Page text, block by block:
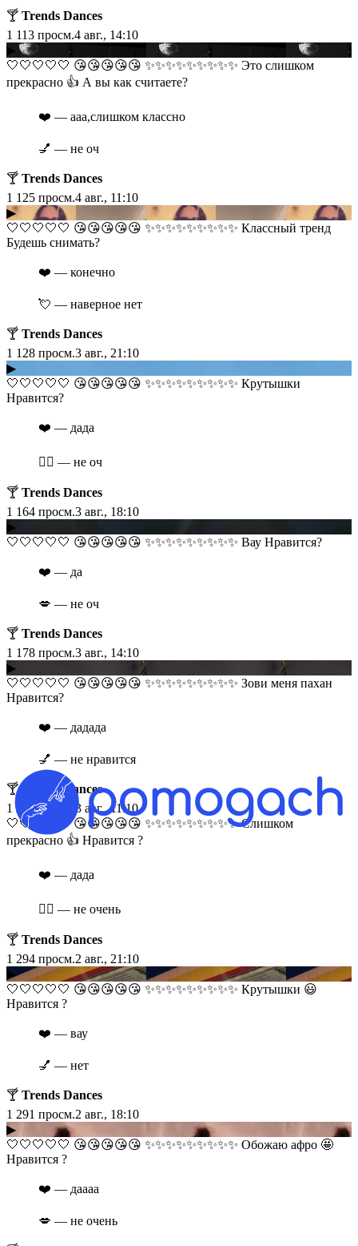
🍸 Trends Dances
1 113 просм.4 авг., 14:10
▶
​​🤍🤍🤍🤍🤍 😘😘😘😘😘 ✨✨✨✨✨✨✨✨✨ Это слишком
прекрасно 👍 А вы как считаете?
❤️ — ааа,слишком классно
💅 — не оч
🍸 Trends Dances
1 125 просм.4 авг., 11:10
▶
​​🤍🤍🤍🤍🤍 😘😘😘😘😘 ✨✨✨✨✨✨✨✨✨ Классный тренд
Будешь снимать?
❤️ — конечно
💘 — наверное нет
🍸 Trends Dances
1 128 просм.3 авг., 21:10
▶
​​🤍🤍🤍🤍🤍 😘😘😘😘😘 ✨✨✨✨✨✨✨✨✨ Крутышки
Нравится?
❤️ — дада
❤️‍🔥 — не оч
🍸 Trends Dances
1 164 просм.3 авг., 18:10
▶
​​🤍🤍🤍🤍🤍 😘😘😘😘😘 ✨✨✨✨✨✨✨✨✨ Вау Нравится?
❤️ — да
💋 — не оч
🍸 Trends Dances
1 178 просм.3 авг., 14:10
▶
​​🤍🤍🤍🤍🤍 😘😘😘😘😘 ✨✨✨✨✨✨✨✨✨ Зови меня пахан
Нравится?
❤️ — дадада
💅 — не нравится
🍸 Trends Dances
1 221просм.
3 авг., 11:10
​​🤍🤍🤍🤍🤍 😘😘😘😘😘 ✨✨✨✨✨✨✨✨✨ Слишком
прекрасно 👍 Нравится ?
❤️ — дада
❤️‍🔥 — не очень
🍸 Trends Dances
1 294 просм.2 авг., 21:10
▶
​​🤍🤍🤍🤍🤍 😘😘😘😘😘 ✨✨✨✨✨✨✨✨✨ Крутышки 😃
Нравится ?
❤️ — вау
💅 — нет
🍸 Trends Dances
1 291 просм.2 авг., 18:10
▶
​​🤍🤍🤍🤍🤍 😘😘😘😘😘 ✨✨✨✨✨✨✨✨✨ Обожаю афро 🤩
Нравится ?
❤️ — даааа
💋 — не очень